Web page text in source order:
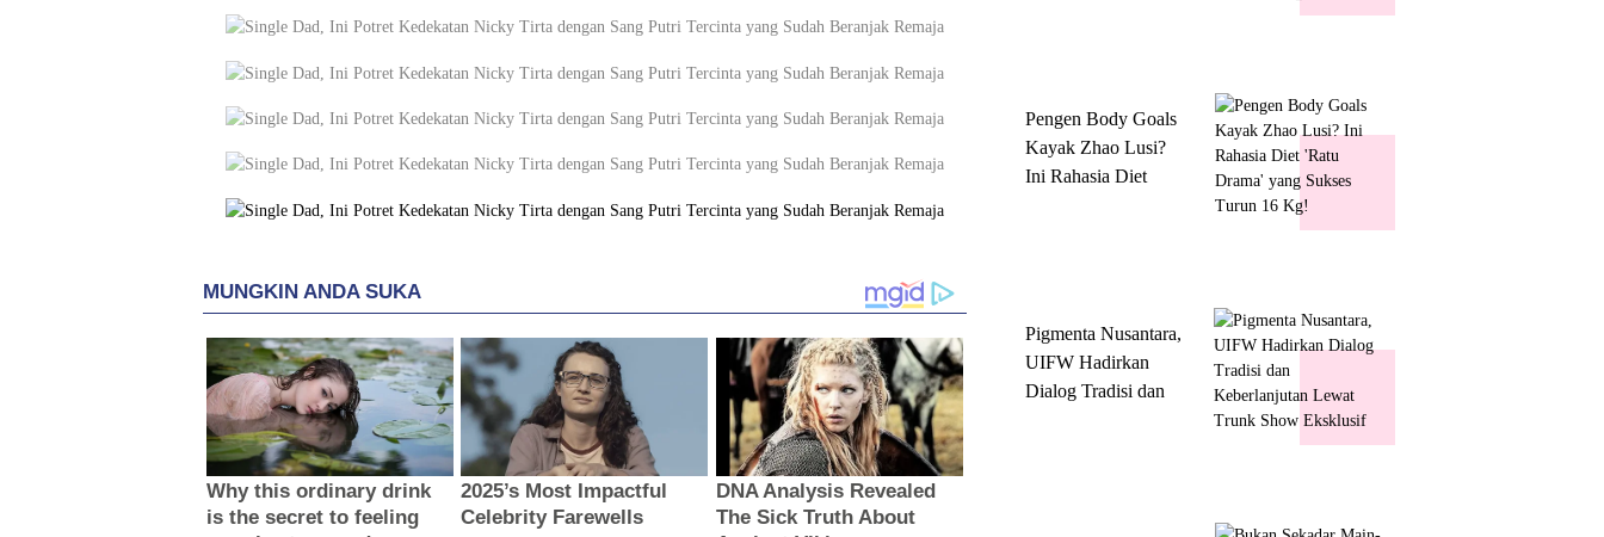
Pengen Body Goals
Kayak Zhao Lusi?
Ini Rahasia Diet
Pigmenta Nusantara,
UIFW Hadirkan
Dialog Tradisi dan